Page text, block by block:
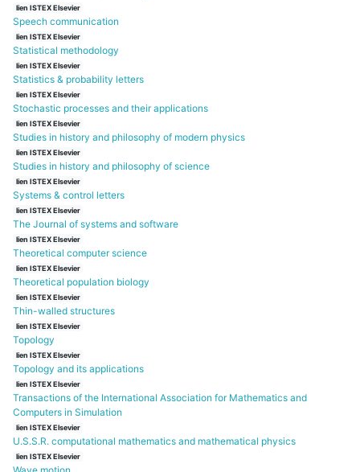
lien ISTEX Elsevier
Speech communication
lien ISTEX Elsevier
Statistical methodology
lien ISTEX Elsevier
Statistics & probability letters
lien ISTEX Elsevier
Stochastic processes and their applications
lien ISTEX Elsevier
Studies in history and philosophy of modern physics
lien ISTEX Elsevier
Studies in history and philosophy of science
lien ISTEX Elsevier
Systems & control letters
lien ISTEX Elsevier
The Journal of systems and software
lien ISTEX Elsevier
Theoretical computer science
lien ISTEX Elsevier
Theoretical population biology
lien ISTEX Elsevier
Thin-walled structures
lien ISTEX Elsevier
Topology
lien ISTEX Elsevier
Topology and its applications
lien ISTEX Elsevier
Transactions of the International Association for Mathematics and
Computers in Simulation
lien ISTEX Elsevier
U.S.S.R. computational mathematics and mathematical physics
lien ISTEX Elsevier